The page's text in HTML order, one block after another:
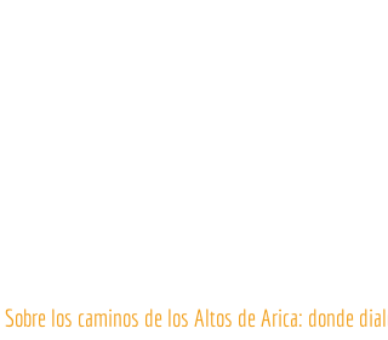
Sobre los caminos de los Altos de Arica: donde